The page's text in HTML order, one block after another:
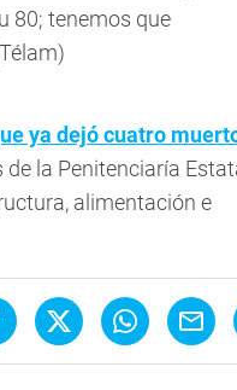
80; tenemos que
ya dejó cuatro
la Penitenciaría
alimentación e